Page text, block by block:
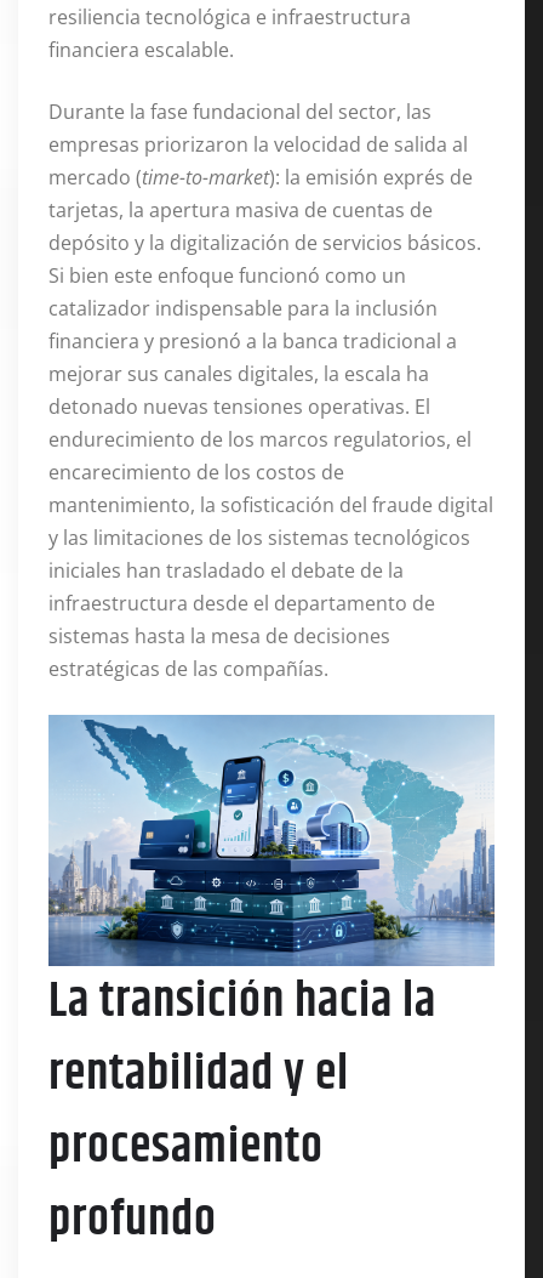
resiliencia tecnológica e infraestructura
financiera escalable.
Durante la fase fundacional del sector, las
empresas priorizaron la velocidad de salida al
mercado (time-to-market): la emisión exprés de
tarjetas, la apertura masiva de cuentas de
depósito y la digitalización de servicios básicos.
Si bien este enfoque funcionó como un
catalizador indispensable para la inclusión
financiera y presionó a la banca tradicional a
mejorar sus canales digitales, la escala ha
detonado nuevas tensiones operativas. El
endurecimiento de los marcos regulatorios, el
encarecimiento de los costos de
mantenimiento, la sofisticación del fraude digital
y las limitaciones de los sistemas tecnológicos
iniciales han trasladado el debate de la
infraestructura desde el departamento de
sistemas hasta la mesa de decisiones
estratégicas de las compañías.
La transición hacia la
rentabilidad y el
procesamiento
profundo